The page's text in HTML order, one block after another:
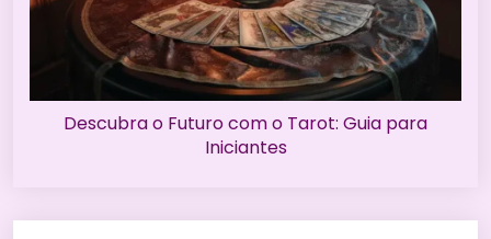
Descubra o Futuro com o Tarot: Guia para
Iniciantes